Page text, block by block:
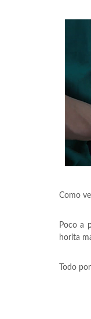
Como
Poco a
horita
Todo